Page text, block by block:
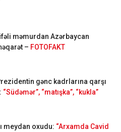
məmurdan Azərbaycan
– FOTOFAKT
gənc kadrlarına qarşı
“Südəmər”, “matışka”, “kukla”
meydan oxudu: “Arxamda Cavid